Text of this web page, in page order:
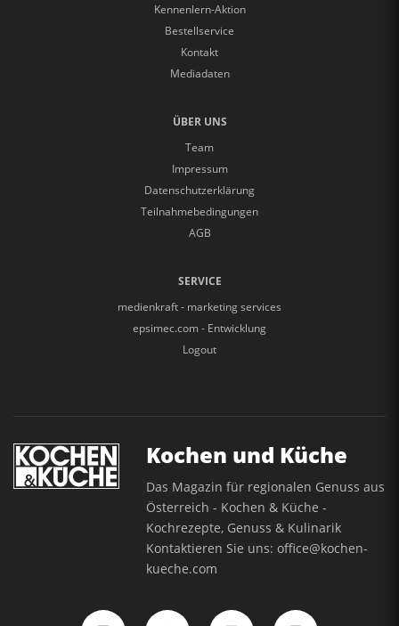
Kennenlern-Aktion
Bestellservice
Kontakt
Mediadaten
ÜBER UNS
Team
Impressum
Datenschutzerklärung
Teilnahmebedingungen
AGB
SERVICE
medienkraft - marketing services
epsimec.com - Entwicklung
Logout
Kochen und Küche
Das Magazin für regionalen Genuss aus
Österreich - Kochen & Küche -
Kochrezepte, Genuss & Kulinarik
Kontaktieren Sie uns:office@kochen-
kueche.com